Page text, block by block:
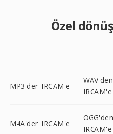
Özel
MP3'den IRCAM'e
WAV'den
IRCAM'e
M4A'den IRCAM'e
OGG'den
IRCAM'e